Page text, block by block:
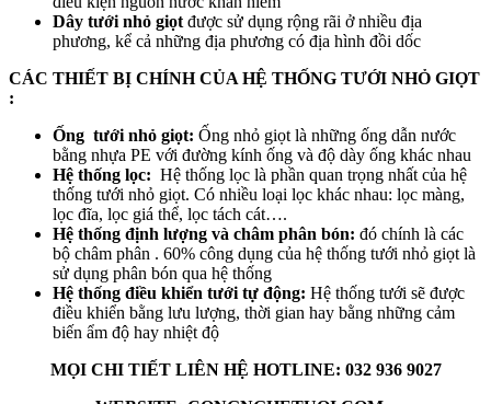
Dây tưới nhỏ giọt được sử dụng rộng rãi ở nhiều địa
phương, kể cả những địa phương có địa hình đồi dốc
CÁC THIẾT BỊ CHÍNH CỦA HỆ THỐNG TƯỚI NHỎ GIỌT
:
Ống tưới nhỏ giọt: Ống nhỏ giọt là những ống dẫn nước
bằng nhựa PE với đường kính ống và độ dày ống khác nhau
Hệ thống lọc: Hệ thống lọc là phần quan trọng nhất của hệ
thống tưới nhỏ giọt. Có nhiều loại lọc khác nhau: lọc màng,
lọc đĩa, lọc giá thể, lọc tách cát….
Hệ thống định lượng và châm phân bón: đó chính là các
bộ châm phân . 60% công dụng của hệ thống tưới nhỏ giọt là
sử dụng phân bón qua hệ thống
Hệ thống điều khiển tưới tự động: Hệ thống tưới sẽ được
điều khiển bằng lưu lượng, thời gian hay bằng những cảm
biến ẩm độ hay nhiệt độ
MỌI CHI TIẾT LIÊN HỆ HOTLINE: 032 936 9027